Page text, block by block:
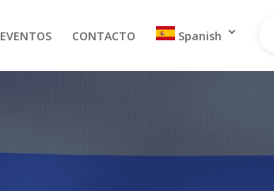
EVENTOS CONTACTO Spanish